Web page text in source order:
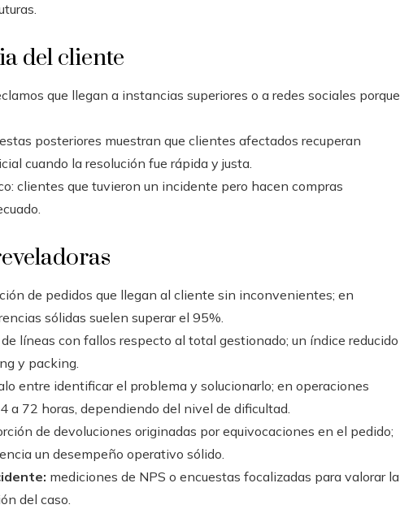
del cliente
que llegan a instancias superiores o a redes sociales porque
posteriores muestran que clientes afectados recuperan
cuando la resolución fue rápida y justa.
clientes que tuvieron un incidente pero hacen compras
de pedidos que llegan al cliente sin inconvenientes; en
sólidas suelen superar el 95%.
líneas con fallos respecto al total gestionado; un índice reducido
y packing.
entre identificar el problema y solucionarlo; en operaciones
a 72 horas, dependiendo del nivel de dificultad.
de devoluciones originadas por equivocaciones en el pedido;
un desempeño operativo sólido.
mediciones de NPS o encuestas focalizadas para valorar la
del caso.